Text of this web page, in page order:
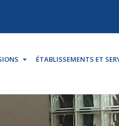
ÉTABLISSEMENTS ET